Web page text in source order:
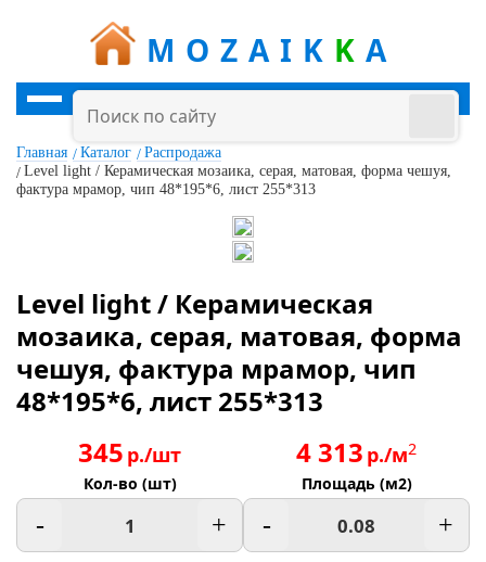
MOZAIK K A
Главная Каталог
Распродажа
Level light / Керамическая мозаика, серая, матовая, форма чешуя,
фактура мрамор, чип 48*195*6, лист 255*313
Level light / Керамическая
мозаика, серая, матовая, форма
чешуя, фактура мрамор, чип
48*195*6, лист 255*313
345 р./шт
Кол-во (шт)
- +
4 313 р./м2
Площадь (м2)
- +